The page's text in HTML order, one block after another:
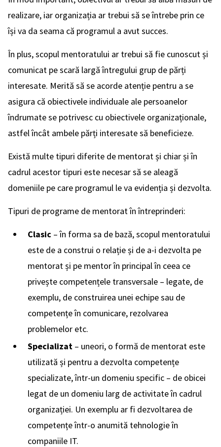
realizare, iar organizația ar trebui să se întrebe prin ce
își va da seama că programul a avut succes.
În plus, scopul mentoratului ar trebui să fie cunoscut și
comunicat pe scară largă întregului grup de părți
interesate. Merită să se acorde atenție pentru a se
asigura că obiectivele individuale ale persoanelor
îndrumate se potrivesc cu obiectivele organizaționale,
astfel încât ambele părți interesate să beneficieze.
Există multe tipuri diferite de mentorat și chiar și în
cadrul acestor tipuri este necesar să se aleagă
domeniile pe care programul le va evidenția și dezvolta.
Tipuri de programe de mentorat în întreprinderi:
Clasic – în forma sa de bază, scopul mentoratului
este de a construi o relație și de a-i dezvolta pe
mentorat și pe mentor în principal în ceea ce
privește competențele transversale – legate, de
exemplu, de construirea unei echipe sau de
competențe în comunicare, rezolvarea
problemelor etc.
Specializat – uneori, o formă de mentorat este
utilizată și pentru a dezvolta competențe
specializate, într-un domeniu specific – de obicei
legat de un domeniu larg de activitate în cadrul
organizației. Un exemplu ar fi dezvoltarea de
competențe într-o anumită tehnologie în
companiile IT.